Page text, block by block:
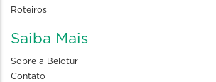
Roteiros
Saiba Mais
Sobre a Belotur
Contato